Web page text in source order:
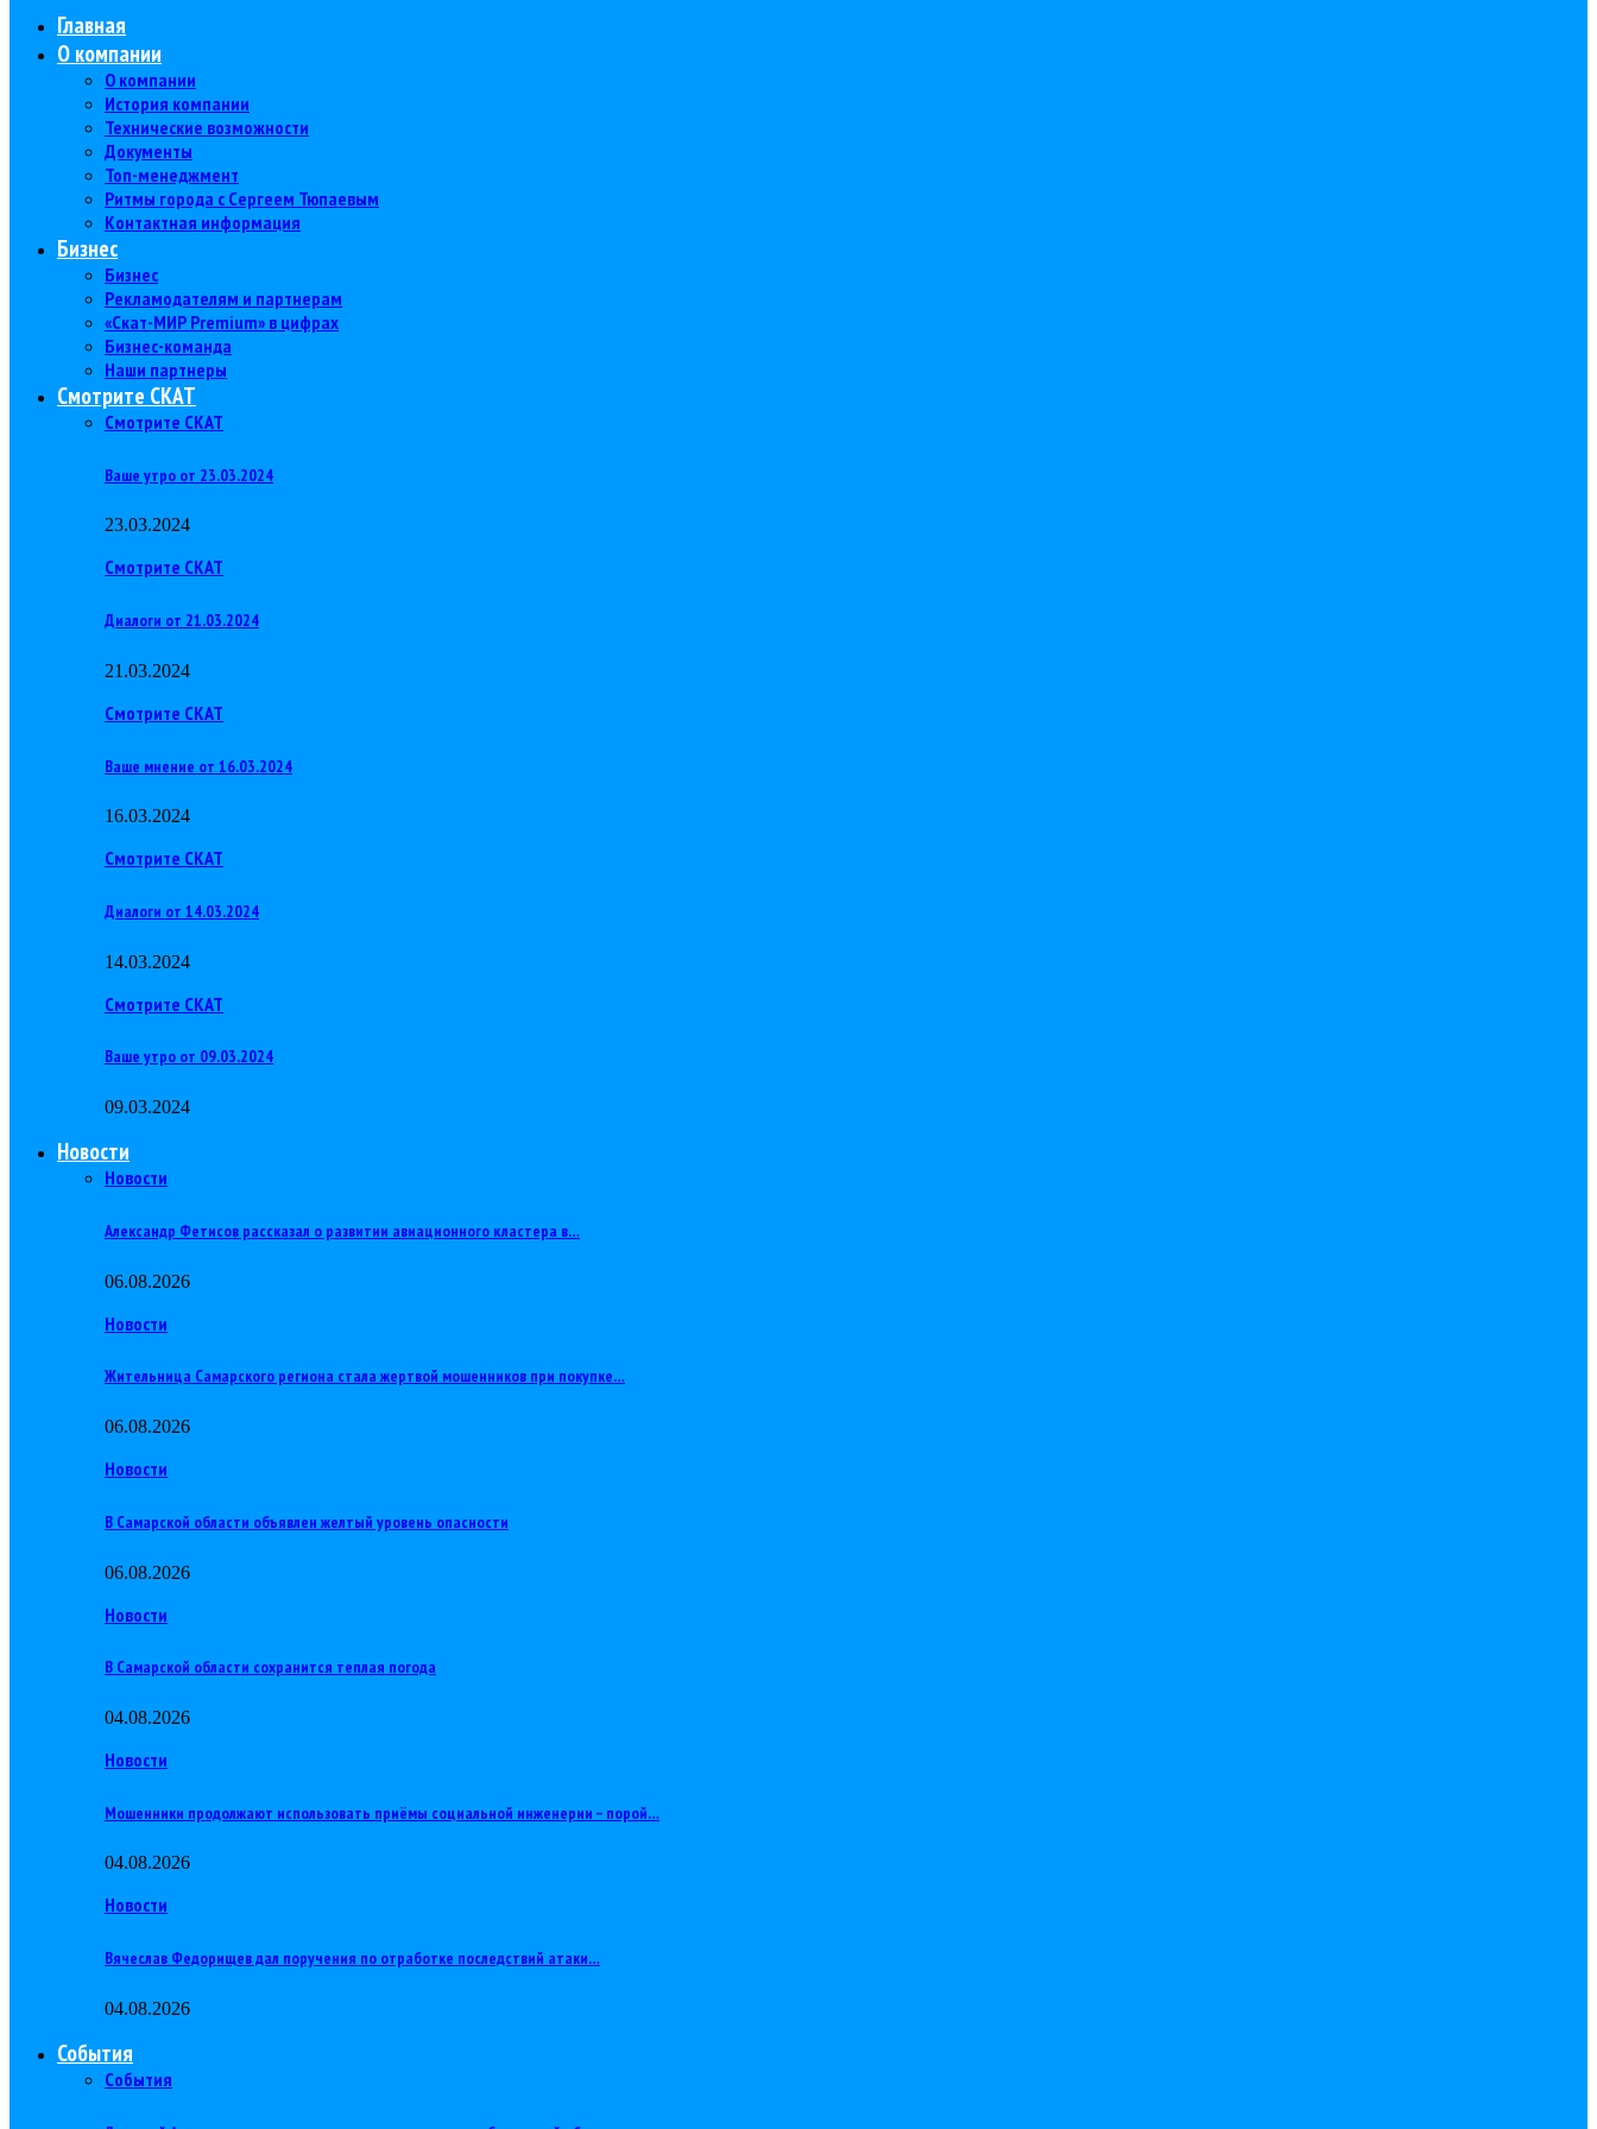
Главная
О компании
О компании
История компании
Технические возможности
Документы
Топ-менеджмент
Ритмы города с Сергеем Тюпаевым
Контактная информация
Бизнес
Бизнес
Рекламодателям и партнерам
«Скат-МИР Premium» в цифрах
Бизнес-команда
Наши партнеры
Смотрите СКАТ
Смотрите СКАТ
Ваше утро от 23.03.2024
23.03.2024
Смотрите СКАТ
Диалоги от 21.03.2024
21.03.2024
Смотрите СКАТ
Ваше мнение от 16.03.2024
16.03.2024
Смотрите СКАТ
Диалоги от 14.03.2024
14.03.2024
Смотрите СКАТ
Ваше утро от 09.03.2024
09.03.2024
Новости
Новости
Александр Фетисов рассказал о развитии авиационного кластера в…
06.08.2026
Новости
Жительница Самарского региона стала жертвой мошенников при покупке…
06.08.2026
Новости
В Самарской области объявлен желтый уровень опасности
06.08.2026
Новости
В Самарской области сохранится теплая погода
04.08.2026
Новости
Мошенники продолжают использовать приёмы социальной инженерии – порой…
04.08.2026
Новости
Вячеслав Федорищев дал поручения по отработке последствий атаки…
04.08.2026
События
События